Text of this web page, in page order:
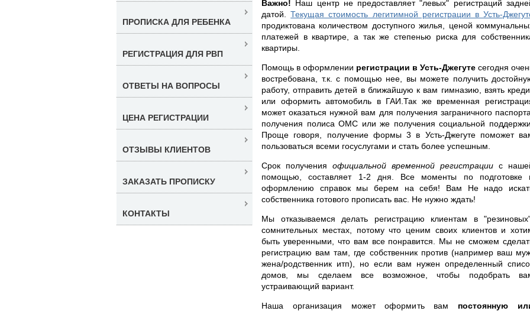
Важно! Наш центр не предоставляет "левых" регистраций
датой.Текущая стоимость легитимной регистрации в Усть-
продиктована количеством доступного жилья, ценой
платежей в квартире, а так же степенью риска для
квартиры.
Помощь в оформлении регистрации в Усть-Джегуте сегодня
востребована, т.к. с помощью нее, вы можете получить
работу, отправить детей в ближайшую к вам гимназию, взять
или оформить автомобиль в ГАИ.Так же временная
может оказаться нужной вам для получения заграничного паспорта,
получения полиса ОМС или же получения социальной поддержки.
Проще говоря, получение формы 3 в Усть-Джегуте поможет
пользоваться всеми госуслугами и стать более успешным.
Срок получения официальной временной регистрации с
помощью, составляет 1-2 дня. Все моменты по подготовке
оформлению справок мы берем на себя! Вам Не надо
собственника готового прописать вас. Не нужно ждать!
Мы отказываемся делать регистрацию клиентам в
сомнительных местах, потому что ценим своих клиентов и
быть уверенными, что вам все понравится. Мы не сможем
регистрацию вам там, где собственник против (например ваш
жена/родственник итп), но если вам нужен определенный
домов, мы сделаем все возможное, чтобы подобрать
устраивающий вариант.
Наша организация может оформить вам постоянную
ПРОПИСКА ДЛЯ РЕБЕНКА
РЕГИСТРАЦИЯ ДЛЯ РВП
ОТВЕТЫ НА ВОПРОСЫ
ЦЕНА РЕГИСТРАЦИИ
ОТЗЫВЫ КЛИЕНТОВ
ЗАКАЗАТЬ ПРОПИСКУ
КОНТАКТЫ